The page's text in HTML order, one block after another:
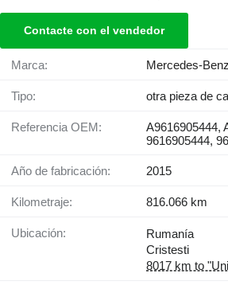
Contacte con el vendedor
Marca: Mercedes-Benz
Tipo: otra pieza de
Referencia OEM:
A9616905444,
9616905444,
Año de fabricación: 2015
Kilometraje: 816.066 km
Ubicación:
Rumanía
Cristesti
8017 km to